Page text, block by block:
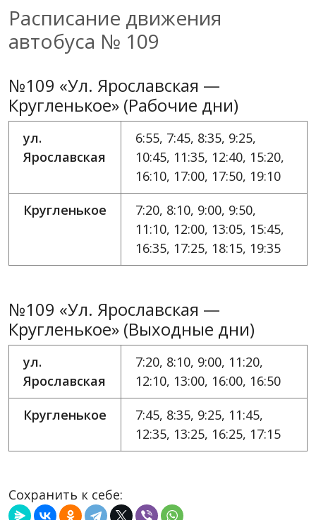
Расписание движения
автобуса № 109
№109 «Ул. Ярославская —
Кругленькое» (Рабочие дни)
ул.
Ярославская
6:55, 7:45, 8:35, 9:25,
10:45, 11:35, 12:40, 15:20,
16:10, 17:00, 17:50, 19:10
Кругленькое
7:20, 8:10, 9:00, 9:50,
11:10, 12:00, 13:05, 15:45,
16:35, 17:25, 18:15, 19:35
№109 «Ул. Ярославская —
Кругленькое» (Выходные дни)
ул.
Ярославская
7:20, 8:10, 9:00, 11:20,
12:10, 13:00, 16:00, 16:50
Кругленькое
7:45, 8:35, 9:25, 11:45,
12:35, 13:25, 16:25, 17:15
Сохранить к себе: